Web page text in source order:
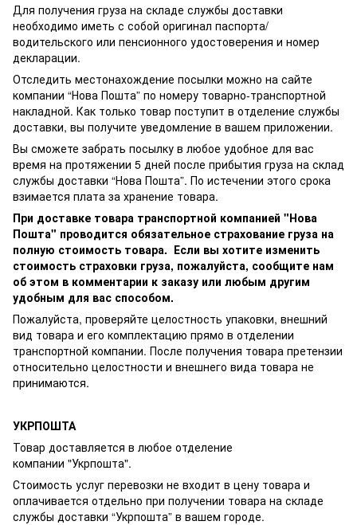
Для получения груза на складе службы доставки
необходимо иметь с собой оригинал паспорта/
водительского или пенсионного удостоверения и номер
декларации.
Отследить местонахождение посылки можно на сайте
компании “Нова Пошта” по номеру товарно-транспортной
накладной. Как только товар поступит в отделение службы
доставки, вы получите уведомление в вашем приложении.
Вы сможете забрать посылку в любое удобное для вас
время на протяжении 5 дней после прибытия груза на склад
службы доставки “Нова Пошта”. По истечении этого срока
взимается плата за хранение товара.
При доставке товара транспортной компанией "Нова
Пошта" проводится обязательное страхование груза на
полную стоимость товара. Если вы хотите изменить
стоимость страховки груза, пожалуйста, сообщите нам
об этом в комментарии к заказу или любым другим
удобным для вас способом.
Пожалуйста, проверяйте целостность упаковки, внешний
вид товара и его комплектацию прямо в отделении
транспортной компании. После получения товара претензии
относительно целостности и внешнего вида товара не
принимаются.
УКРПОШТА
Товар доставляется в любое отделение
компании "Укрпошта".
Стоимость услуг перевозки не входит в цену товара и
оплачивается отдельно при получении товара на складе
службы доставки “Укрпошта” в вашем городе.